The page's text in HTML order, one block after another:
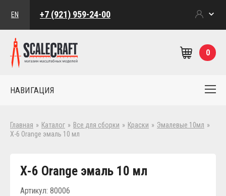
EN +7 (921) 959-24-00
0
НАВИГАЦИЯ
Главная » Каталог » Все для сборки » Краски » Эмалевые 10мл »
Х-6 Orange эмаль 10 мл
Х-6 Orange эмаль 10 мл
Артикул: 80006